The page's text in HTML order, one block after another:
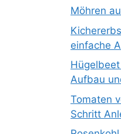
Möhren
einfache
Aufbau
Tomaten
Schritt